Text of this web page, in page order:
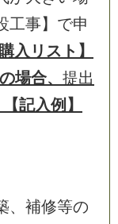
工事】で申
入リスト】
場合、 提出
【記入例】
、補修等の